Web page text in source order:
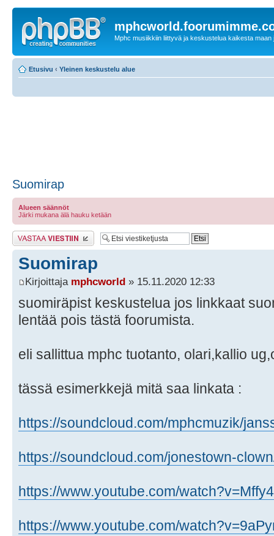
Mphc musiikkiin liittyvä ja keskustelua kaikesta maan
Etusivu ‹ Yleinen keskustelu alue
Suomirap
Alueen säännöt
Järki mukana älä hauku ketään
Lähetä vastaus
Suomirap
Kirjoittaja mphcworld » 15.11.2020 12:33
suomiräpist keskustelua jos linkkaat
lentää pois tästä foorumista.
eli sallittua mphc tuotanto, olari,kallio
tässä esimerkkejä mitä saa linkata :
https://soundcloud.com/mphcmuzik/
https://soundcloud.com/jonestown-
https://www.youtube.com/
https://www.youtube.com/